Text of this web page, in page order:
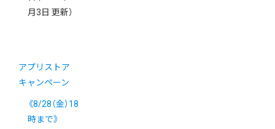
月3日 更新）
アプリストア
キャンペーン
《8/28（金）18
時まで》